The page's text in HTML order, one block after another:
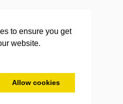
to ensure you get
website.
Allow cookies